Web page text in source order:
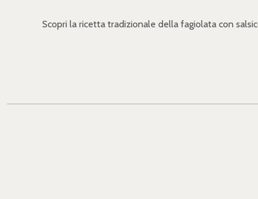
Scopri la ricetta tradizionale della fagiolata con